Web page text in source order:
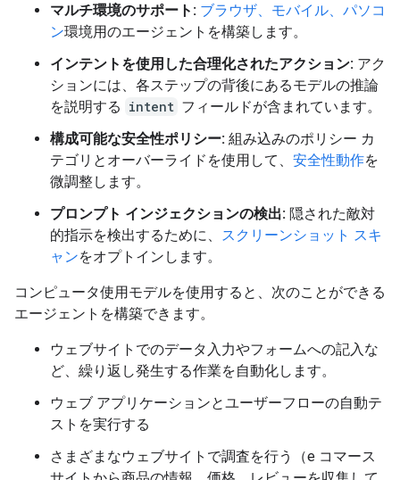
マルチ環境のサポート: ブラウザ、モバイル、パソコ
ン環境用のエージェントを構築します。
インテントを使用した合理化されたアクション: アク
ションには、各ステップの背後にあるモデルの推論
を説明する intent フィールドが含まれています。
構成可能な安全性ポリシー: 組み込みのポリシー カ
テゴリとオーバーライドを使用して、 安全性動作を
微調整します。
プロンプト インジェクションの検出: 隠された敵対
的指示を検出するために、 スクリーンショット スキ
ャンをオプトインします。
コンピュータ使用モデルを使用すると、次のことができる
エージェントを構築できます。
ウェブサイトでのデータ入力やフォームへの記入な
ど、繰り返し発生する作業を自動化します。
ウェブ アプリケーションとユーザーフローの自動テ
ストを実行する
さまざまなウェブサイトで調査を行う（e コマース